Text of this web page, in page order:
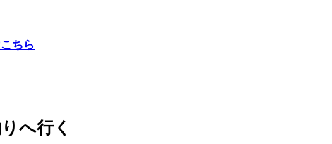
ちら
へ行く